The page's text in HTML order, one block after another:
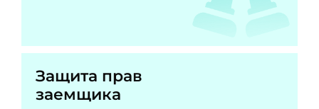
Защита прав
заемщика